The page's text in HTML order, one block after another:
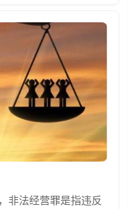
播、重大经济损失、
并处行业禁入等附加
非法经营罪是指违反